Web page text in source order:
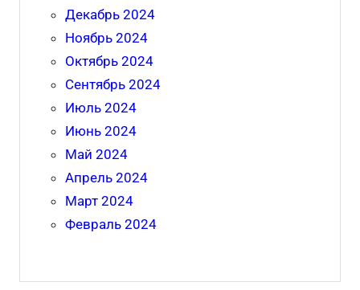
Декабрь 2024
Ноябрь 2024
Октябрь 2024
Сентябрь 2024
Июль 2024
Июнь 2024
Май 2024
Апрель 2024
Март 2024
Февраль 2024